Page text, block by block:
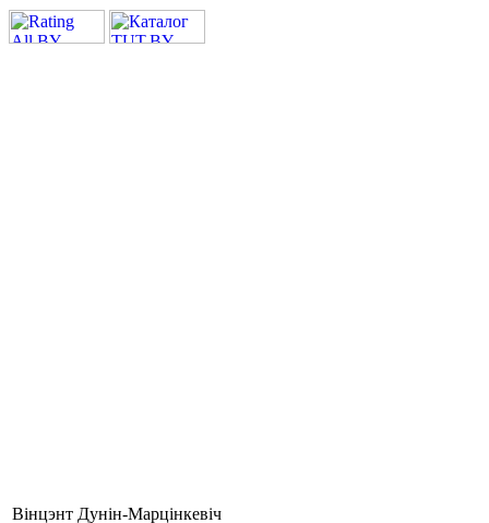
Вінцэнт Дунін-Марцінкевіч